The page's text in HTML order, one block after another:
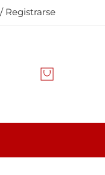
Registrarse